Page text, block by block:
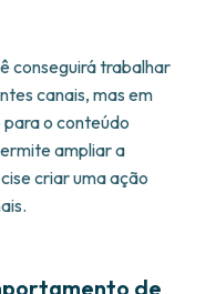
conseguirá trabalhar
canais, mas em
o conteúdo
ampliar a
criar uma ação
de